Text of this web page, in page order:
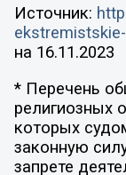
Источник:
на 16.11.2023
* Перечень
религиозных
которых
законную
запрете